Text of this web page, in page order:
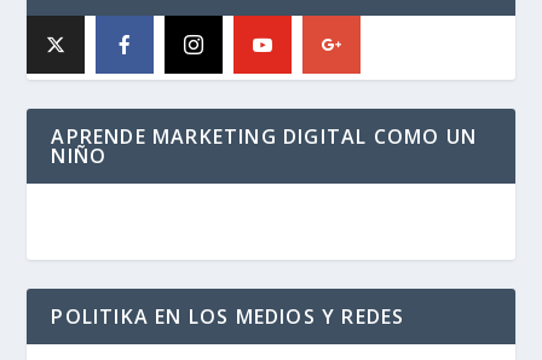
APRENDE MARKETING DIGITAL COMO UN
NIÑO
POLITIKA EN LOS MEDIOS Y REDES